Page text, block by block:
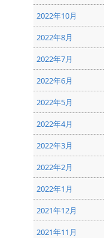
2022年10月
2022年8月
2022年7月
2022年6月
2022年5月
2022年4月
2022年3月
2022年2月
2022年1月
2021年12月
2021年11月